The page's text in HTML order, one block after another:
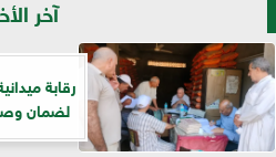
آخر
رقابة
لضمان